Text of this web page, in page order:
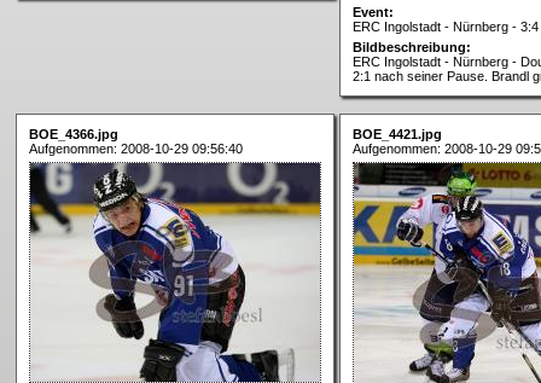
Event:
ERC Ingolstadt - Nürnberg - 3:4
Bildbeschreibung:
ERC Ingolstadt - Nürnberg -
2:1 nach seiner Pause. Brandl
BOE_4366.jpg
Aufgenommen: 2008-10-29 09:56:40
BOE_4421.jpg
Aufgenommen: 2008-10-29